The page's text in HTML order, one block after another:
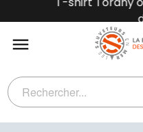
des
